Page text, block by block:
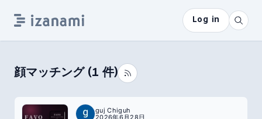
Log in
顔マッチング(1 件)
guj Chiguh
2026年6月28日